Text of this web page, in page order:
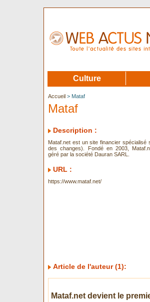
Accueil > Mataf
Mataf
Description :
Mataf.net est un site financier spécialisé
des changes). Fondé en 2003,
géré par la société Dauran SARL.
URL :
https://www.mataf.net/
Article de l'auteur (1):
Mataf.net devient le
Culture